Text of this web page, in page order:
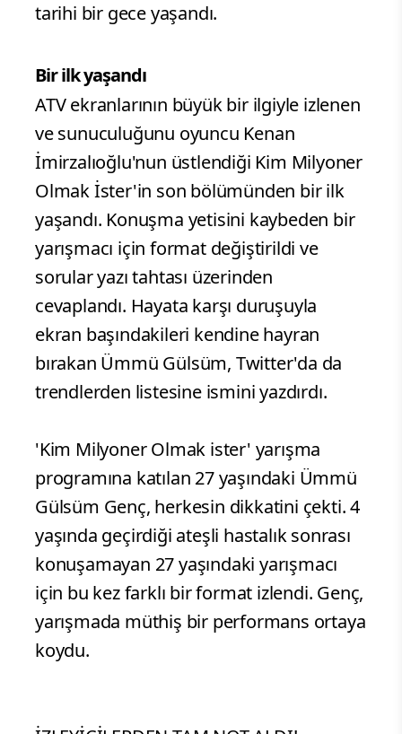
tarihi bir gece yaşandı.
Bir ilk yaşandı
ATV ekranlarının büyük bir ilgiyle izlenen
ve sunuculuğunu oyuncu Kenan
İmirzalıoğlu'nun üstlendiği Kim Milyoner
Olmak İster'in son bölümünden bir ilk
yaşandı. Konuşma yetisini kaybeden bir
yarışmacı için format değiştirildi ve
sorular yazı tahtası üzerinden
cevaplandı. Hayata karşı duruşuyla
ekran başındakileri kendine hayran
bırakan Ümmü Gülsüm, Twitter'da da
trendlerden listesine ismini yazdırdı.
'Kim Milyoner Olmak ister' yarışma
programına katılan 27 yaşındaki Ümmü
Gülsüm Genç, herkesin dikkatini çekti. 4
yaşında geçirdiği ateşli hastalık sonrası
konuşamayan 27 yaşındaki yarışmacı
için bu kez farklı bir format izlendi. Genç,
yarışmada müthiş bir performans ortaya
koydu.